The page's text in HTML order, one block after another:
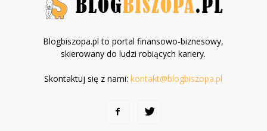
Blogbiszopa.pl to portal finansowo-biznesowy,
skierowany do ludzi robiących kariery.
Skontaktuj się z nami:kontakt@blogbiszopa.pl